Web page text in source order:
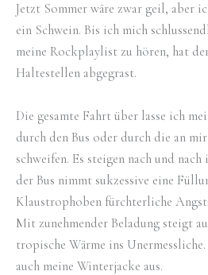
Jetzt Sommer wäre zwar geil, aber
ein Schwein. Bis ich mich
meine Rockplaylist zu hören, hat
Haltestellen abgegrast.
Die gesamte Fahrt über lasse ich
durch den Bus oder durch die an
schweifen. Es steigen nach und
der Bus nimmt sukzessive eine
Klaustrophoben fürchterliche
Mit zunehmender Beladung steigt
tropische Wärme ins
auch meine Winterjacke aus.